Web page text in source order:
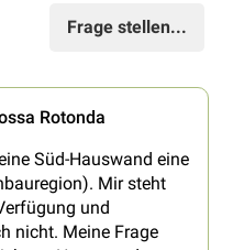
Frage stellen...
Rotonda
Süd-Hauswand eine
Mir steht
und
nicht. Meine Frage